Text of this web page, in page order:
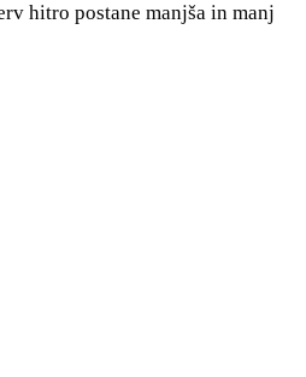
hitro postane manjša in manj